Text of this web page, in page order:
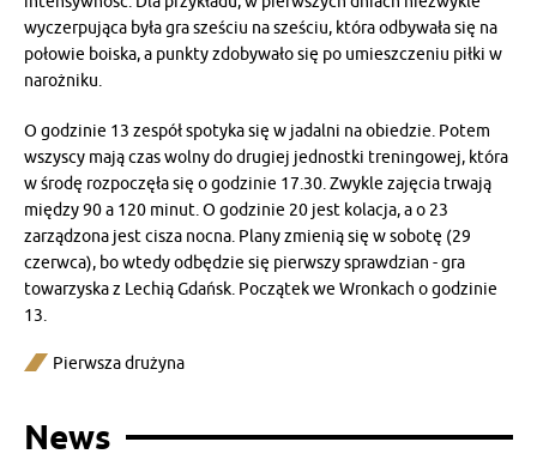
wyczerpująca była gra sześciu na sześciu, która odbywała się na
połowie boiska, a punkty zdobywało się po umieszczeniu piłki w
narożniku.
O godzinie 13 zespół spotyka się w jadalni na obiedzie. Potem
wszyscy mają czas wolny do drugiej jednostki treningowej, która
w środę rozpoczęła się o godzinie 17.30. Zwykle zajęcia trwają
między 90 a 120 minut. O godzinie 20 jest kolacja, a o 23
zarządzona jest cisza nocna. Plany zmienią się w sobotę (29
czerwca), bo wtedy odbędzie się pierwszy sprawdzian - gra
towarzyska z Lechią Gdańsk. Początek we Wronkach o godzinie
13.
Pierwsza drużyna
News